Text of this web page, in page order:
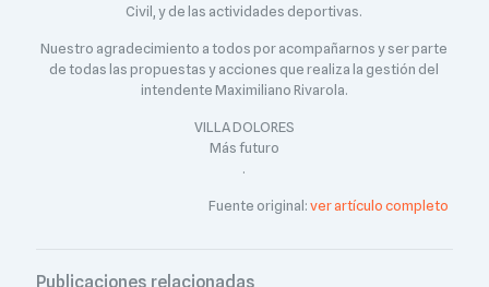
Civil, y de las actividades deportivas.
Nuestro agradecimiento a todos por acompañarnos y ser parte
de todas las propuestas y acciones que realiza la gestión del
intendente Maximiliano Rivarola.
VILLA DOLORES
Más futuro
.
Fuente original:ver artículo completo
Publicaciones relacionadas